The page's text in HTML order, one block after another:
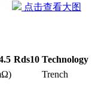
点击查看大图
Rds10 Technology
Trench